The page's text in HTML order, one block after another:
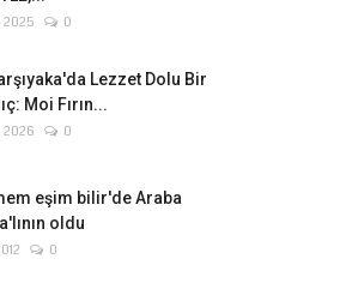
2025 0
Lezzet Dolu Bir
Moi Fırın...
2026 0
eşim bilir'de Araba
oldu
0